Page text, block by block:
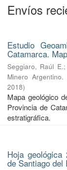
Envíos
Estudio
Catamarca.
Seggiaro, Raúl E.;
Minero
2018)
Mapa geológico
Provincia de
estratigráfica.
Hoja
de Santiago del